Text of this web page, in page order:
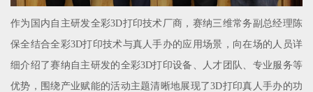
作为国内自主研发全彩3D打印技术厂商，赛纳三维常务副总经理陈
保全结合全彩3D打印技术与真人手办的应用场景，向在场的人员详
细介绍了赛纳自主研发的全彩3D打印设备、人才团队、专业服务等
优势，围绕产业赋能的活动主题清晰地展现了3D打印真人手办的功